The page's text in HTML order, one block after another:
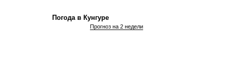
Погода в Кунгуре
Прогноз на 2 недели